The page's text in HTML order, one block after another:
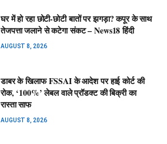
घर में हो रहा छोटी-छोटी बातों पर झगड़ा? कपूर के साथ
तेजपत्ता जलाने से कटेगा संकट – News18 हिंदी
AUGUST 8, 2026
डाबर के खिलाफ FSSAI के आदेश पर हाई कोर्ट की
रोक, ‘100%’ लेबल वाले प्रॉडक्ट की बिक्री का
रास्ता साफ
AUGUST 8, 2026